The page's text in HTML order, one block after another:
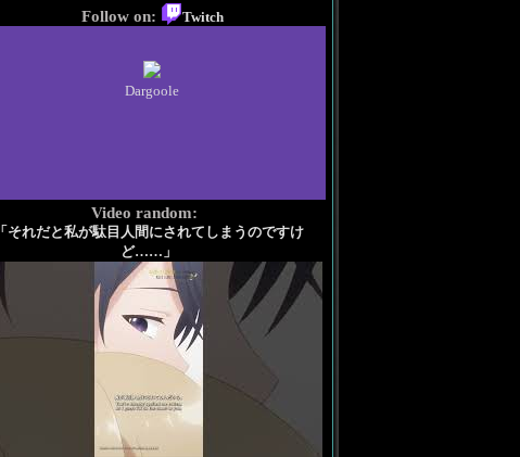
Follow on: Twitch
Dargoole
Video random:
「それだと私が駄目人間にされてしまうのですけ
ど……」